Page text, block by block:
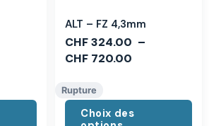
ALT – FZ 4,3mm
CHF324.00 –
CHF 720.00
Rupture
Choix des